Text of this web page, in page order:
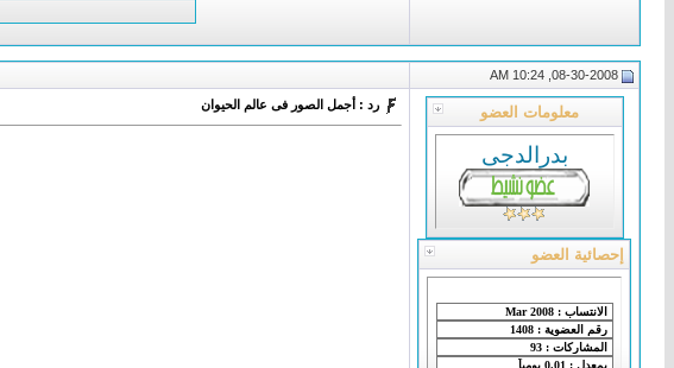
معلومات العضو
بدرالدجى
إحصائية العضو
رد : أجمل الصور فى عالم الحيوان